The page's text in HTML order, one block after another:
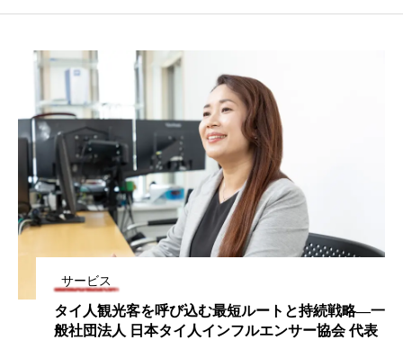
サービス
タイ人観光客を呼び込む最短ルートと持続戦略―一
般社団法人 日本タイ人インフルエンサー協会 代表